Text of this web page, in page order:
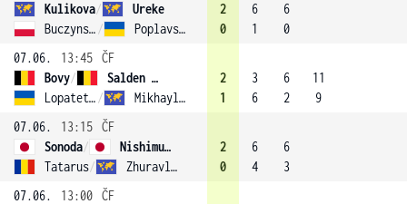
Kulikova/
Ureke
Buczynska / Poplavska
2
0
6
1
6
0
07.06.
13:45 ČF
Bovy/
Salden (2)
Lopatetska / Mikhaylova
2
1
3
6
6
2
11
9
07.06.
13:15 ČF
Sonoda/
Nishimura
Tatarus/ Zhuravleva (3)
2
0
6
4
6
3
07.06.
13:00 ČF